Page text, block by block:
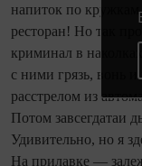
напиток по
ресторан! Но так
криминал в
с ними грязь, вонь
расстрелом из
Потом завсегдатаи
Удивительно, но я
На прилавке —